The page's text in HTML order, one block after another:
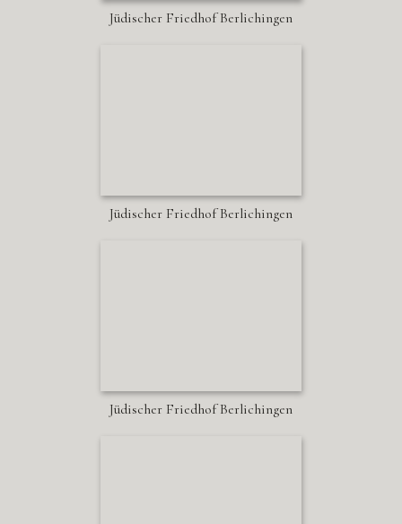
Jüdischer Friedhof Berlichingen
Jüdischer Friedhof Berlichingen
Jüdischer Friedhof Berlichingen